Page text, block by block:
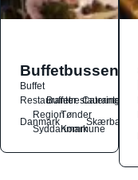
Buffetbussen
Buffet
Restauranter
Buffetrestauranter
Catering
Danmark
Region
Syddanmark
Tønder
Kommune
Skærbæk